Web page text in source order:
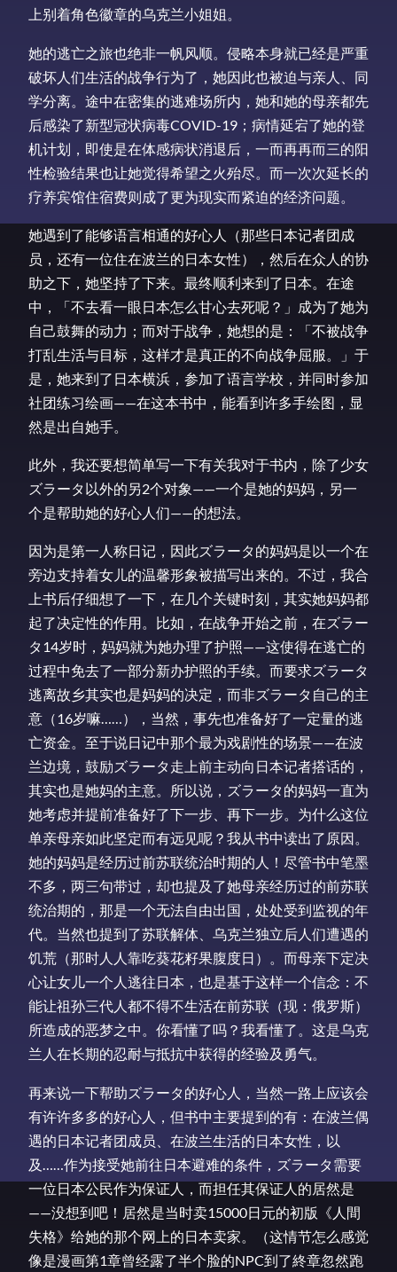
上别着角色徽章的乌克兰小姐姐。
她的逃亡之旅也绝非一帆风顺。侵略本身就已经是严重
破坏人们生活的战争行为了，她因此也被迫与亲人、同
学分离。途中在密集的逃难场所内，她和她的母亲都先
后感染了新型冠状病毒COVID-19；病情延宕了她的登
机计划，即使是在体感病状消退后，一而再再而三的阳
性检验结果也让她觉得希望之火殆尽。而一次次延长的
疗养宾馆住宿费则成了更为现实而紧迫的经济问题。
她遇到了能够语言相通的好心人（那些日本记者团成
员，还有一位住在波兰的日本女性），然后在众人的协
助之下，她坚持了下来。最终顺利来到了日本。在途
中，「不去看一眼日本怎么甘心去死呢？」成为了她为
自己鼓舞的动力；而对于战争，她想的是：「不被战争
打乱生活与目标，这样才是真正的不向战争屈服。」于
是，她来到了日本横浜，参加了语言学校，并同时参加
社团练习绘画——在这本书中，能看到许多手绘图，显
然是出自她手。
此外，我还要想简单写一下有关我对于书内，除了少女
ズラータ以外的另2个对象——一个是她的妈妈，另一
个是帮助她的好心人们——的想法。
因为是第一人称日记，因此ズラータ的妈妈是以一个在
旁边支持着女儿的温馨形象被描写出来的。不过，我合
上书后仔细想了一下，在几个关键时刻，其实她妈妈都
起了决定性的作用。比如，在战争开始之前，在ズラー
タ14岁时，妈妈就为她办理了护照——这使得在逃亡的
过程中免去了一部分新办护照的手续。而要求ズラータ
逃离故乡其实也是妈妈的决定，而非ズラータ自己的主
意（16岁嘛……），当然，事先也准备好了一定量的逃
亡资金。至于说日记中那个最为戏剧性的场景——在波
兰边境，鼓励ズラータ走上前主动向日本记者搭话的，
其实也是她妈的主意。所以说，ズラータ的妈妈一直为
她考虑并提前准备好了下一步、再下一步。为什么这位
单亲母亲如此坚定而有远见呢？我从书中读出了原因。
她的妈妈是经历过前苏联统治时期的人！尽管书中笔墨
不多，两三句带过，却也提及了她母亲经历过的前苏联
统治期的，那是一个无法自由出国，处处受到监视的年
代。当然也提到了苏联解体、乌克兰独立后人们遭遇的
饥荒（那时人人靠吃葵花籽果腹度日）。而母亲下定决
心让女儿一个人逃往日本，也是基于这样一个信念：不
能让祖孙三代人都不得不生活在前苏联（现：俄罗斯）
所造成的恶梦之中。你看懂了吗？我看懂了。这是乌克
兰人在长期的忍耐与抵抗中获得的经验及勇气。
再来说一下帮助ズラータ的好心人，当然一路上应该会
有许许多多的好心人，但书中主要提到的有：在波兰偶
遇的日本记者团成员、在波兰生活的日本女性，以
及……作为接受她前往日本避难的条件，ズラータ需要
一位日本公民作为保证人，而担任其保证人的居然是
——没想到吧！居然是当时卖15000日元的初版《人間
失格》给她的那个网上的日本卖家。（这情节怎么感觉
像是漫画第1章曾经露了半个脸的NPC到了終章忽然跑